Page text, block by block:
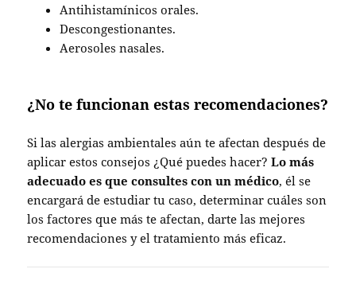
Antihistamínicos orales.
Descongestionantes.
Aerosoles nasales.
¿No te funcionan estas recomendaciones?
Si las alergias ambientales aún te afectan después de
aplicar estos consejos ¿Qué puedes hacer?Lo más
adecuado es que consultes con un médico, él se
encargará de estudiar tu caso, determinar cuáles son
los factores que más te afectan, darte las mejores
recomendaciones y el tratamiento más eficaz.